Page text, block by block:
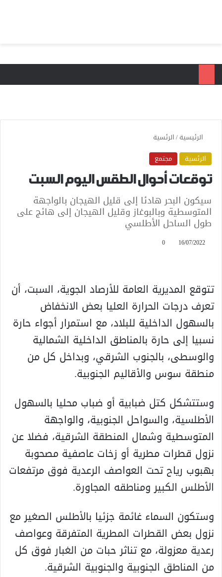
الرئيسية/الرئسية
الرئسية
مجتمع
توقعات أحوال الطقس اليوم السبت
سيكون البحر هادئا إلى قليل الهيجان بالواجهة
المتوسطية وبالبوغاز وقليل الهيجان إلى هائج على
طول الساحل الأطلسي
16/07/2022
0
تتوقع المديرية العامة للأرصاد الجوية، السبت، أن
تعرف درجات الحرارة العليا بعض الانخفاض
بالسهول الداخلية للبلاد، مع استمرار أجواء حارة
نسبيا إلى حارة بالمناطق الداخلية الشمالية
والوسطى، بالجنوب الشرقي، وبداخل كل من
منطقة سوس والأقاليم الجنوبية.
وستتشكل كتل ضبابية أو ضباب محليا بالسهول
الأطلسية، والسواحل الجنوبية، والواجهة
المتوسطية وشمال المنطقة الشرقية، فضلا عن
نزول قطرات مطرية أو زخات عاصفية مصحوبة
بهبوب رياح تحت العواصف الرعدية فوق مرتفعات
الأطلس الكبير ومناطقه المجاورة.
وستكون السماء غائمة جزئيا بالأطلس الصغير مع
نزول بعض القطرات المطرية المتفرقة وعواصف
رعدية معزولة، مع تناثر حبات من الغبار فوق كل
من المناطق الجنوبية والجنوبية الشرقية.